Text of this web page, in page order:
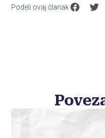
Podeli ovaj članak